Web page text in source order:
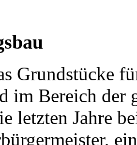
Grundstücke
im Bereich der
letzten Jahre